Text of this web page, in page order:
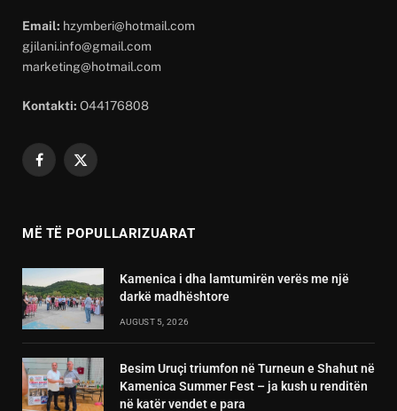
Email: hzymberi@hotmail.com
gjilani.info@gmail.com
marketing@hotmail.com
Kontakti: O44176808
Facebook
X
MË TË POPULLARIZUARAT
Kamenica i dha lamtumirën verës me një
darkë madhështore
AUGUST 5, 2026
Besim Uruçi triumfon në Turneun e Shahut në
Kamenica Summer Fest – ja kush u renditën
në katër vendet e para